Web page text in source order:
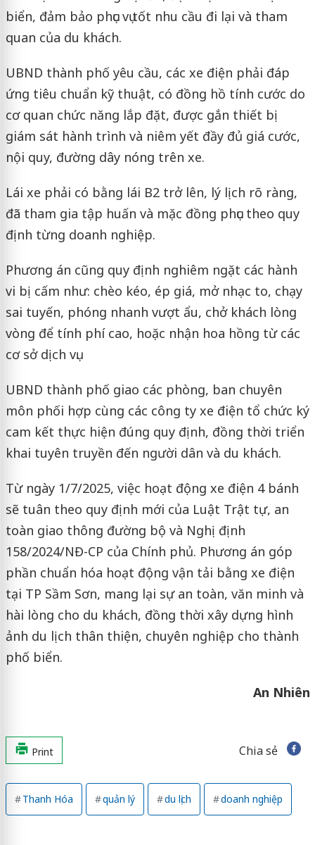
biển, đảm bảo phục vụ tốt nhu cầu đi lại và tham
quan của du khách.
UBND thành phố yêu cầu, các xe điện phải đáp
ứng tiêu chuẩn kỹ thuật, có đồng hồ tính cước do
cơ quan chức năng lắp đặt, được gắn thiết bị
giám sát hành trình và niêm yết đầy đủ giá cước,
nội quy, đường dây nóng trên xe.
Lái xe phải có bằng lái B2 trở lên, lý lịch rõ ràng,
đã tham gia tập huấn và mặc đồng phục theo quy
định từng doanh nghiệp.
Phương án cũng quy định nghiêm ngặt các hành
vi bị cấm như: chèo kéo, ép giá, mở nhạc to, chạy
sai tuyến, phóng nhanh vượt ẩu, chở khách lòng
vòng để tính phí cao, hoặc nhận hoa hồng từ các
cơ sở dịch vụ.
UBND thành phố giao các phòng, ban chuyên
môn phối hợp cùng các công ty xe điện tổ chức ký
cam kết thực hiện đúng quy định, đồng thời triển
khai tuyên truyền đến người dân và du khách.
Từ ngày 1/7/2025, việc hoạt động xe điện 4 bánh
sẽ tuân theo quy định mới của Luật Trật tự, an
toàn giao thông đường bộ và Nghị định
158/2024/NĐ-CP của Chính phủ. Phương án góp
phần chuẩn hóa hoạt động vận tải bằng xe điện
tại TP Sầm Sơn, mang lại sự an toàn, văn minh và
hài lòng cho du khách, đồng thời xây dựng hình
ảnh du lịch thân thiện, chuyên nghiệp cho thành
phố biển.
An Nhiên
Print Chia sẻ
Thanh Hóa quản lý du lịch doanh nghiệp